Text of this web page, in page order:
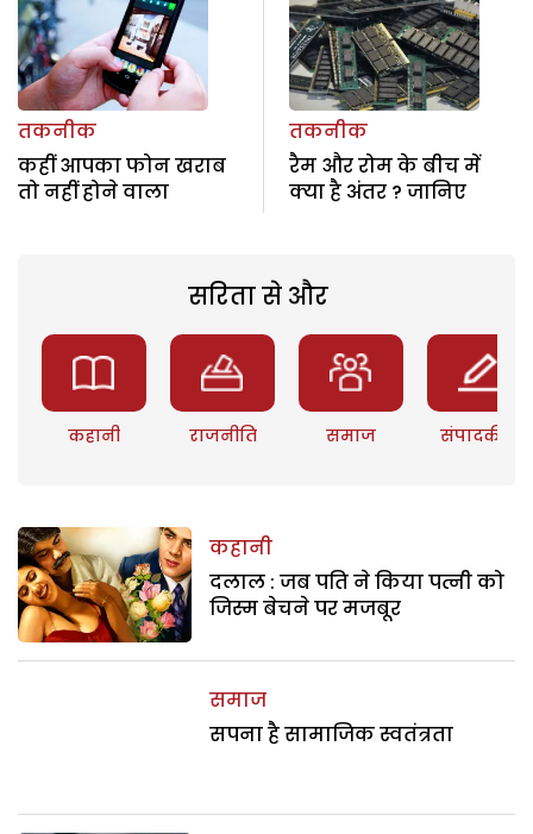
तकनीक
कहीं आपका फोन खराब
तो नहीं होने वाला
तकनीक
रैम और रोम के बीच में
क्या है अंतर ? जानिए
सरिता से और
कहानी राजनीति समाज संपादकीय
कहानी
दलाल : जब पति ने किया पत्नी को
जिस्म बेचने पर मजबूर
समाज
सपना है सामाजिक स्वतंत्रता